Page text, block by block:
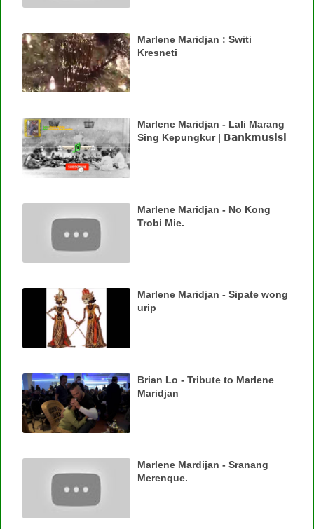
Marlene Maridjan : Switi
Kresneti
Marlene Maridjan - Lali Marang
Sing Kepungkur | 𝗕𝗮𝗻𝗸𝗺𝘂𝘀𝗶𝘀𝗶
Marlene Maridjan - No Kong
Trobi Mie.
Marlene Maridjan - Sipate wong
urip
Brian Lo - Tribute to Marlene
Maridjan
Marlene Mardijan - Sranang
Merenque.